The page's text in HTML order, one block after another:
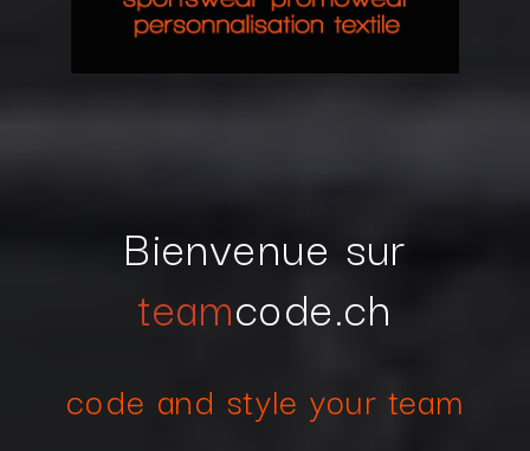
Bienvenue sur
teamcode.ch
code and style your team